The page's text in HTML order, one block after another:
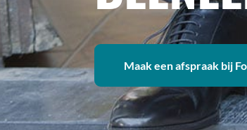
Maak een afspraak bij